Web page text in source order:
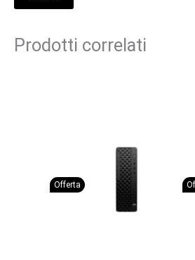
Prodotti correlati
Offerta